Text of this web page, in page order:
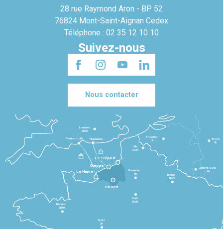
28 rue Raymond Aron - BP 52
76824 Mont-Saint-Aignan Cedex
Téléphone : 02 35 12 10 10
Suivez-nous
Nous contacter
Le Havre
Dieppe
Le Tréport
Rennes
2h30
Tours
3h
Paris
1h30
Beauvais
1h
Reims
2h45
Lille
2h30
Bruxelles
3h
Londres
3h30
Newhaven
Portsmouth
Bonn
5h
Luxembourg
4h
Rouen